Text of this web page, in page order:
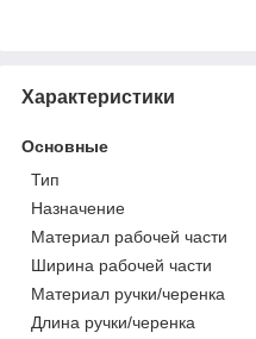
Характеристики
Основные
Тип
Назначение
Материал рабочей части
Ширина рабочей части
Материал ручки/черенка
Длина ручки/черенка